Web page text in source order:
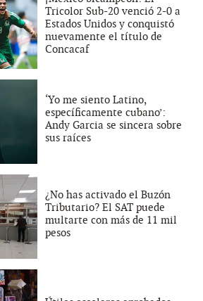
Tricolor Sub-20 venció 2-0 a
Estados Unidos y conquistó
nuevamente el título de
Concacaf
‘Yo me siento Latino,
específicamente cubano’:
Andy Garcia se sincera sobre
sus raíces
¿No has activado el Buzón
Tributario? El SAT puede
multarte con más de 11 mil
pesos